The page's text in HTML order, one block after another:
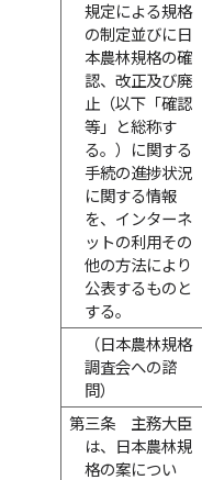
規定による規格
の制定並びに日
本農林規格の確
認、改正及び廃
止（以下「確認
等」と総称す
る。）に関する
手続の進捗状況
に関する情報
を、インターネ
ットの利用その
他の方法により
公表するものと
する。
（日本農林規格
調査会への諮
問）
第三条
主務大臣
は、日本農林規
格の案につい